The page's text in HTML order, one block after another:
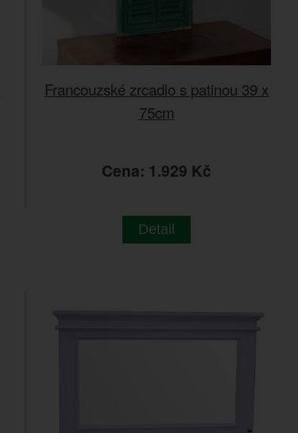
Francouzské zrcadlo s patinou 39 x
75cm
Cena: 1.929 Kč
Detail